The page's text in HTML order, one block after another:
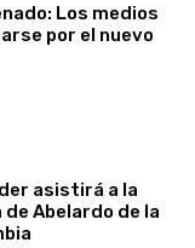
Los medios
por el nuevo
asistirá a la
Abelardo de la